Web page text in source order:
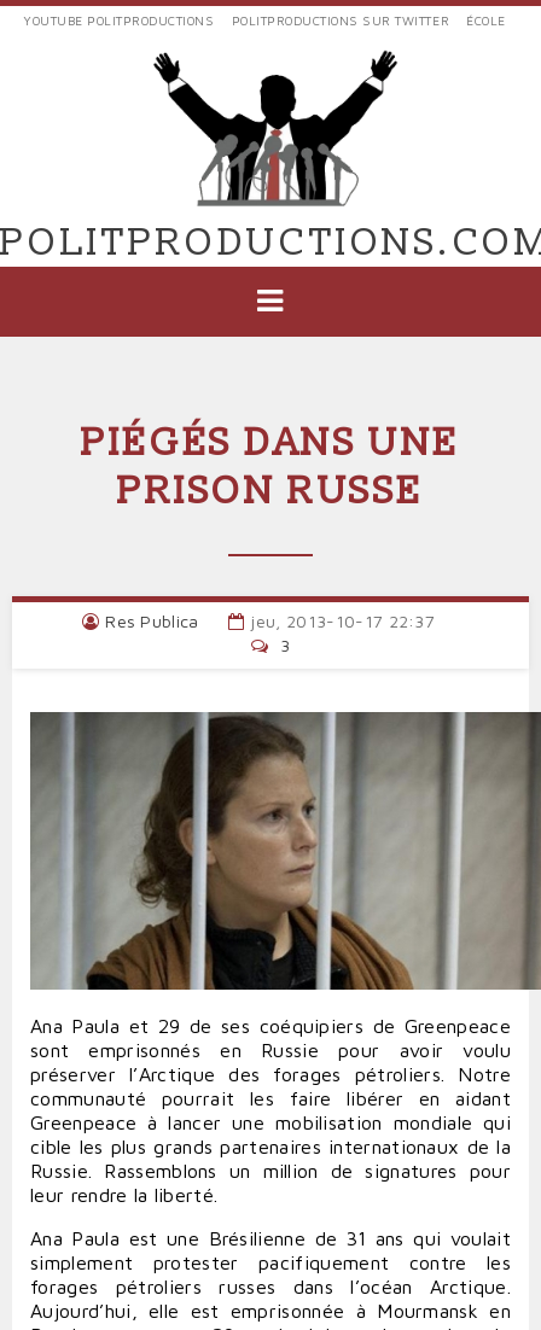
Aller
EXTERNES
POLIT'PRODUCTIONS
YOUTUBE POLITPRODUCTIONS POLITPRODUCTIONS SUR TWITTER ÉCOLE
PIÉGÉS DANS UNE
PRISON RUSSE
Res Publica
jeu, 2013-10-17 22:37
3
Ana Paula et 29 de ses coéquipiers de Greenpeace
sont emprisonnés en Russie pour avoir voulu
préserver l’Arctique des forages pétroliers. Notre
communauté pourrait les faire libérer en aidant
Greenpeace à lancer une mobilisation mondiale qui
cible les plus grands partenaires internationaux de la
Russie. Rassemblons un million de signatures pour
leur rendre la liberté.
Ana Paula est une Brésilienne de 31 ans qui voulait
simplement protester pacifiquement contre les
forages pétroliers russes dans l’océan Arctique.
Aujourd’hui, elle est emprisonnée à Mourmansk en